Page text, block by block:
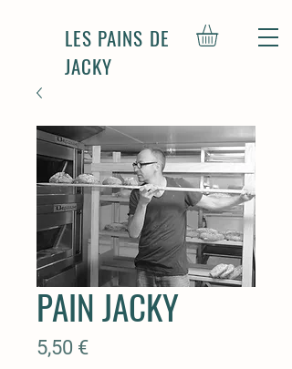
LES PAINS DE
JACKY
PAIN JACKY
5,50 €Prix